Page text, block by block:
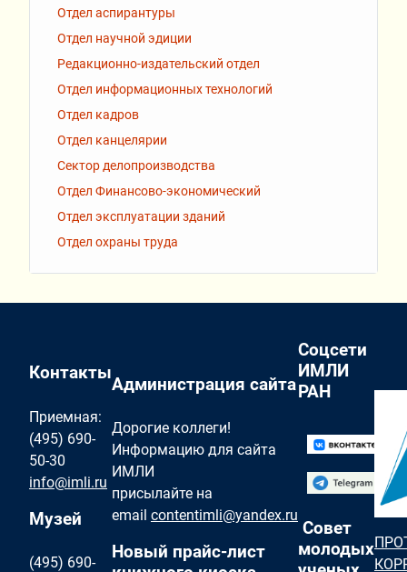
Отдел аспирантуры
Отдел научной эдиции
Редакционно-издательский отдел
Отдел информационных технологий
Отдел кадров
Отдел канцелярии
Сектор делопроизводства
Отдел Финансово-экономический
Отдел эксплуатации зданий
Отдел охраны труда
Контакты
Приемная:
(495) 690-
50-30
info@imli.ru
Музей
(495) 690-
Администрация сайта
Дорогие коллеги!
Информацию для сайта
ИМЛИ
присылайте на
email contentimli@yandex.ru
Новый прайс-лист
Соцсети
ИМЛИ
РАН
Совет
молодых